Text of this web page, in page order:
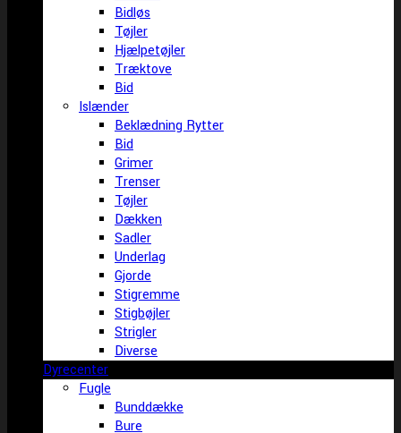
Bidløs
Tøjler
Hjælpetøjler
Træktove
Bid
Islænder
Beklædning Rytter
Bid
Grimer
Trenser
Tøjler
Dækken
Sadler
Underlag
Gjorde
Stigremme
Stigbøjler
Strigler
Diverse
Dyrecenter
Fugle
Bunddække
Bure